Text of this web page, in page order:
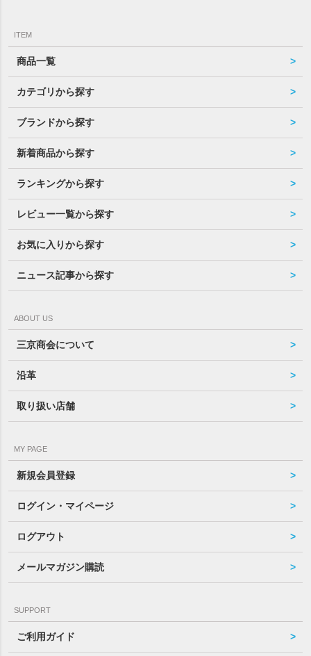
ITEM
商品一覧
カテゴリから探す
ブランドから探す
新着商品から探す
ランキングから探す
レビュー一覧から探す
お気に入りから探す
ニュース記事から探す
ABOUT US
三京商会について
沿革
取り扱い店舗
MY PAGE
新規会員登録
ログイン・マイページ
ログアウト
メールマガジン購読
SUPPORT
ご利用ガイド